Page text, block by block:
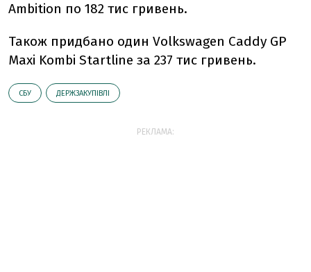
Ambition по 182 тис гривень.
Також придбано один Volkswagen Caddy GP
Maxi Kombi Startline за 237 тис гривень.
СБУ ДЕРЖЗАКУПІВЛІ
РЕКЛАМА: